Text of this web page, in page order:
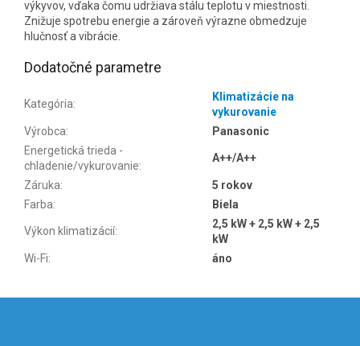
výkyvov, vďaka čomu udržiava stálu teplotu v miestnosti.
Znižuje spotrebu energie a zároveň výrazne obmedzuje
hlučnosť a vibrácie.
Dodatočné parametre
Kategória:
Klimatizácie na
vykurovanie
Výrobca:
Panasonic
Energetická trieda -
chladenie/vykurovanie:
A++/A++
Záruka:
5 rokov
Farba: Biela
Výkon klimatizácií:
2,5 kW + 2,5 kW + 2,5
kW
Wi-Fi: áno